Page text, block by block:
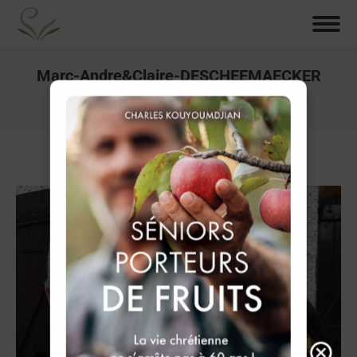
Marc-Andre&Claire-DESCHEEMAECKER
Vous êtes ici :
Accueil Marc-Andre&Claire-DESCHEEMAECKER